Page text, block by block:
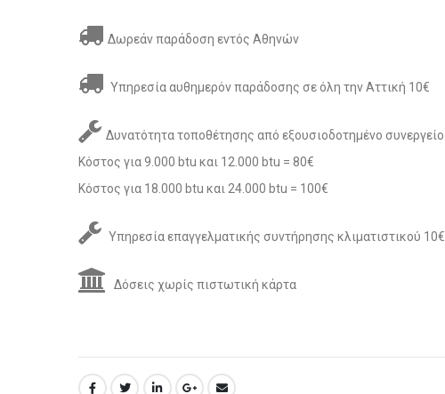
Δωρεάν παράδοση εντός Αθηνών
Υπηρεσία αυθημερόν παράδοσης σε όλη την Αττική 10€
Δυνατότητα τοποθέτησης από εξουσιοδοτημένο συνεργείο
Κόστος για 9.000 btu και 12.000 btu = 80€
Κόστος για 18.000 btu και 24.000 btu = 100€
Υπηρεσία επαγγελματικής συντήρησης κλιματιστικού 10€
Δόσεις χωρίς πιστωτική κάρτα